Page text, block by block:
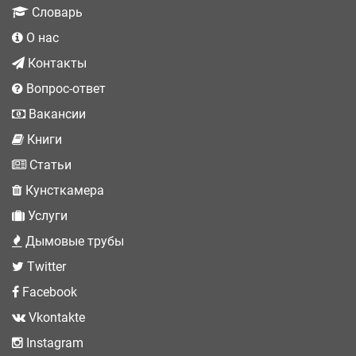
Словарь
О нас
Контакты
Вопрос-ответ
Вакансии
Книги
Статьи
Кунсткамера
Услуги
Дымовые трубы
Twitter
Facebook
Vkontakte
Instagram